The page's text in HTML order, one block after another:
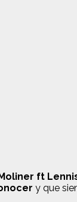
ft
y que